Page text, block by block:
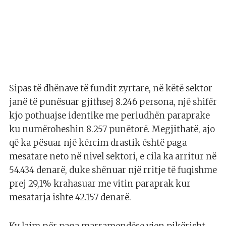
Sipas të dhënave të fundit zyrtare, në këtë sektor
janë të punësuar gjithsej 8.246 persona, një shifër
kjo pothuajse identike me periudhën paraprake
ku numëroheshin 8.257 punëtorë. Megjithatë, ajo
që ka pësuar një kërcim drastik është paga
mesatare neto në nivel sektori, e cila ka arritur në
54.434 denarë, duke shënuar një rritje të fuqishme
prej 29,1% krahasuar me vitin paraprak kur
mesatarja ishte 42.157 denarë.